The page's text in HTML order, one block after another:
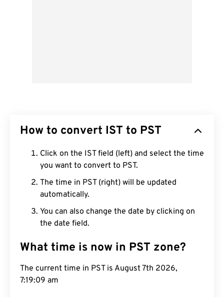
How to convert IST to PST
Click on the IST field (left) and select the time
you want to convert to PST.
The time in PST (right) will be updated
automatically.
You can also change the date by clicking on
the date field.
What time is now in PST zone?
The current time in PST is August 7th 2026, 7:19:10
am